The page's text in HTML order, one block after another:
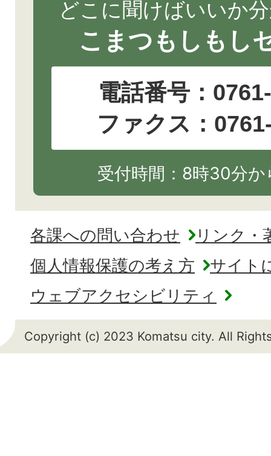
どこに聞けばいいか
こまつもしもし
電話番号：
ファクス：
受付時間：8時30分
各課への問い合わせ
リンク・
個人情報保護の考え方
サイト
ウェブアクセシビリティ
Copyright (c) 2023 Komatsu city. All